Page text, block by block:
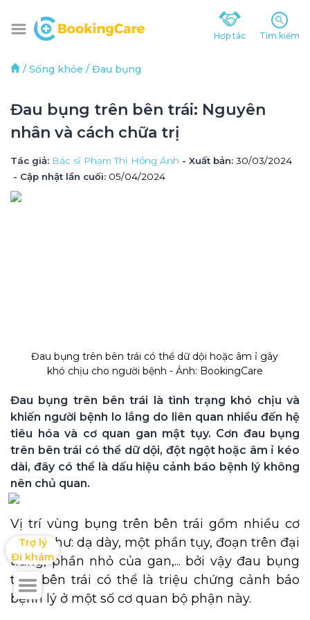
Hợp tác Tìm kiếm
/ Sống khỏe / Đau bụng
Đau bụng trên bên trái: Nguyên
nhân và cách chữa trị
Tác giả: Bác sĩ Phạm Thị Hồng Ánh - Xuất bản: 30/03/2024
- Cập nhật lần cuối: 05/04/2024
Đau bụng trên bên trái có thể dữ dội hoặc âm ỉ gây
khó chịu cho người bệnh - Ảnh: BookingCare
Đau bụng trên bên trái là tình trạng khó chịu và
khiến người bệnh lo lắng do liên quan nhiều đến hệ
tiêu hóa và cơ quan gan mật tụy. Cơn đau bụng
trên bên trái có thể dữ dội, đột ngột hoặc âm ỉ kéo
dài, đây có thể là dấu hiệu cảnh báo bệnh lý không
nên chủ quan.
Vị trí vùng bụng trên bên trái gồm nhiều cơ
quan như: dạ dày, một phần tụy, đoạn trên đại
tràng, phần nhỏ của gan,... bởi vậy đau bụng
trên bên trái có thể là triệu chứng cảnh báo
bệnh lý ở một số cơ quan bộ phận này.
Trợ lý
Đi khám